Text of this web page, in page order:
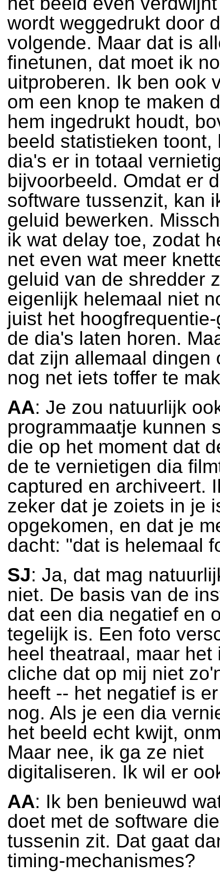
wordt weggedrukt door
volgende. Maar dat is
finetunen, dat moet ik
uitproberen. Ik ben ook
om een knop te maken
hem ingedrukt houdt,
beeld statistieken toont,
dia's er in totaal
bijvoorbeeld. Omdat er
software tussenzit, kan
geluid bewerken.
ik wat delay toe, zodat
net even wat meer
geluid van de shredder
eigenlijk helemaal niet
juist het
de dia's laten horen.
dat zijn allemaal dingen
nog net iets toffer te
AA: Je zou natuurlijk
programmaatje kunnen
die op het moment dat
de te vernietigen dia
captured en archiveert.
zeker dat je zoiets in je
opgekomen, en dat je
dacht: "dat is helemaal
SJ: Ja, dat mag
niet. De basis van de
dat een dia negatief en
tegelijk is. Een foto
heel theatraal, maar het
cliche dat op mij niet
heeft -- het negatief is
nog. Als je een dia
het beeld echt kwijt,
Maar nee, ik ga ze niet
digitaliseren. Ik wil er
AA: Ik ben benieuwd
doet met de software
tussenin zit. Dat gaat
timing-mechanismes?